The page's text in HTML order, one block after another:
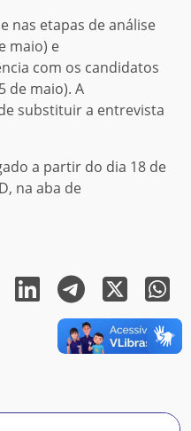
nas etapas de análise
maio) e
com os candidatos
de maio). A
substituir a entrevista
a partir do dia 18 de
na aba de